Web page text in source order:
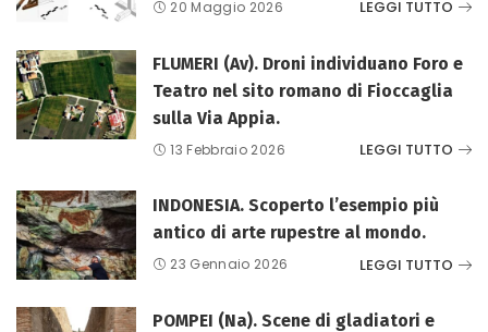
20 Maggio 2026 LEGGI TUTTO
FLUMERI (Av). Droni individuano Foro e
Teatro nel sito romano di Fioccaglia
sulla Via Appia.
13 Febbraio 2026 LEGGI TUTTO
INDONESIA. Scoperto l’esempio più
antico di arte rupestre al mondo.
23 Gennaio 2026 LEGGI TUTTO
POMPEI (Na). Scene di gladiatori e